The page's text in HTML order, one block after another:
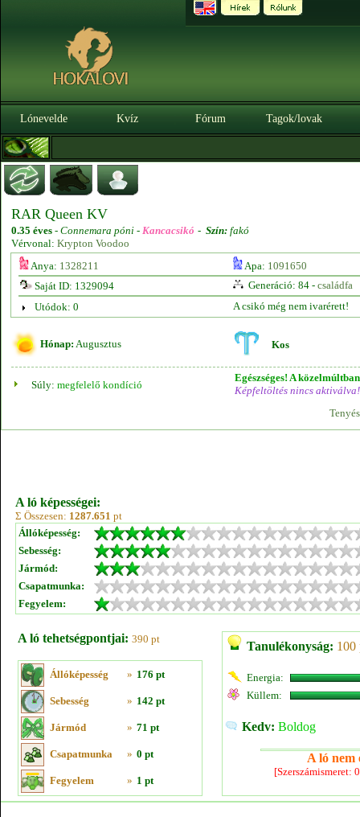
Lónevelde Kvíz Fórum Tagok/lovak
RAR Queen KV
0.35 éves - Connemara póni - Kancacsikó - Szín: fakó
Vérvonal: Krypton Voodoo
Anya: 1328211 Apa: 1091650
Saját ID: 1329094
Generáció: 84 - családfa
Utódok: 0
A csikó még nem ivarérett!
Hónap: Augusztus Kos
Súly: megfelelő kondíció
Egészséges! A
Képfeltöltés nincs aktiválva!
A ló képességei:
Σ Összesen: 1287.651 pt
Állóképesség:
Sebesség:
Jármód:
Csapatmunka:
Fegyelem:
A ló tehetségpontjai: 390 pt
Állóképesség » 176 pt
Sebesség » 142 pt
Jármód » 71 pt
Csapatmunka » 0 pt
Fegyelem » 1 pt
Tanulékonyság: 100
Energia:
Küllem:
Kedv: Boldog
A ló nem
[Szerszámismeret: